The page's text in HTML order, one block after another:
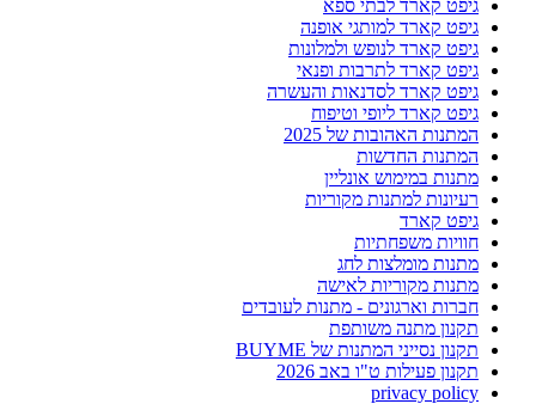
גיפט קארד לבתי ספא
גיפט קארד למותגי אופנה
גיפט קארד לנופש ולמלונות
גיפט קארד לתרבות ופנאי
גיפט קארד לסדנאות והעשרה
גיפט קארד ליופי וטיפוח
המתנות האהובות של 2025
המתנות החדשות
מתנות במימוש אונליין
רעיונות למתנות מקוריות
גיפט קארד
חוויות משפחתיות
מתנות מומלצות לחג
מתנות מקוריות לאישה
חברות וארגונים - מתנות לעובדים
תקנון מתנה משותפת
תקנון נסייני המתנות של BUYME
תקנון פעילות ט"ו באב 2026
privacy policy